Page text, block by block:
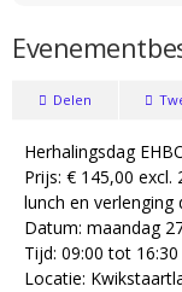
Delen
Herhalingsdag
Prijs: € 145,00
lunch en verlenging
Datum: maandag
Tijd: 09:00 tot
Locatie: